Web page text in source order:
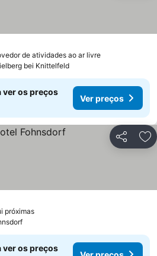
de atividades ao ar livre
bei Knittelfeld
ver os preços
Ver preços
Partilhar
próximas
ver os preços